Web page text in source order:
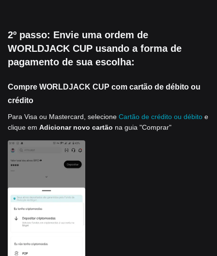
2º passo: Envie uma ordem de
WORLDJACK CUP usando a forma de
pagamento de sua escolha:
Compre WORLDJACK CUP com cartão de débito ou
crédito
Para Visa ou Mastercard, selecione Cartão de crédito ou débito e
clique em Adicionar novo cartão na guia "Comprar"